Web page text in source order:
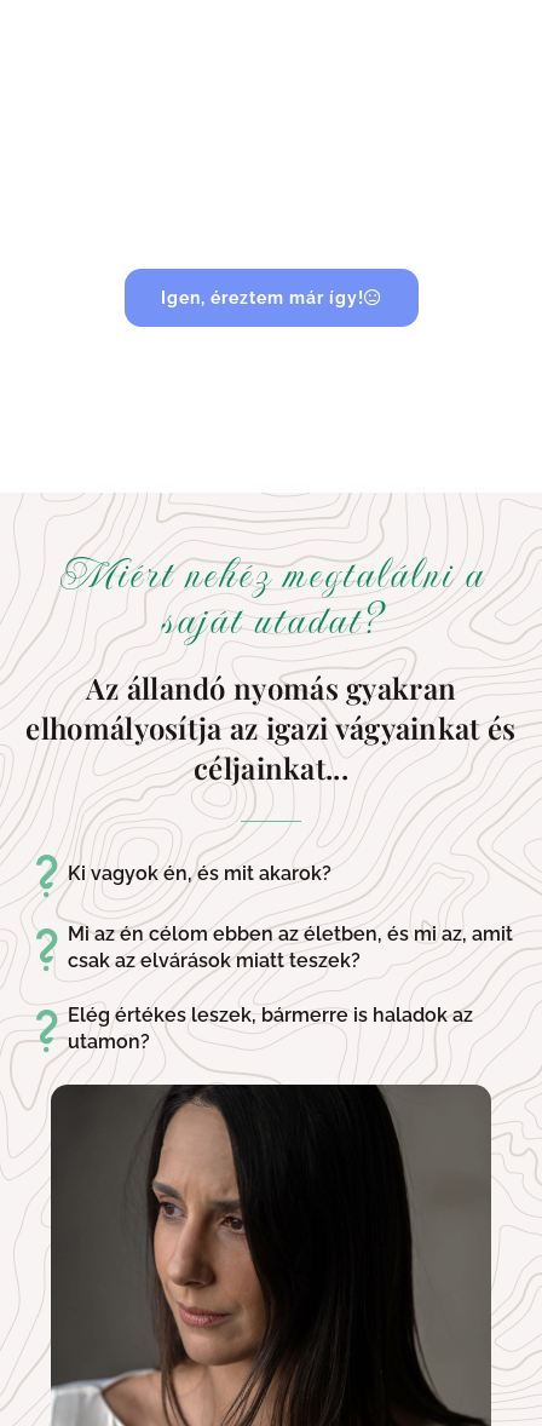
Igen, éreztem már így!
Miért nehéz megtalálni a
saját utadat?
Az állandó nyomás gyakran
elhomályosítja az igazi vágyainkat és
céljainkat...
Ki vagyok én, és mit akarok?
Mi az én célom ebben az életben, és mi az, amit
csak az elvárások miatt teszek?
Elég értékes leszek, bármerre is haladok az
utamon?